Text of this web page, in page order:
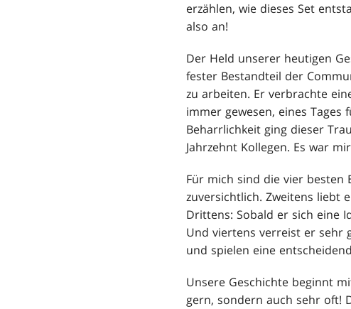
erzählen, wie dieses Set
also an!
Der Held unserer heutigen
fester Bestandteil der
zu arbeiten. Er verbrachte
immer gewesen, eines
Beharrlichkeit ging dieser
Jahrzehnt Kollegen. Es war
Für mich sind die vier besten
zuversichtlich. Zweitens liebt
Drittens: Sobald er sich eine
Und viertens verreist er sehr
und spielen eine
Unsere Geschichte beginnt
gern, sondern auch sehr oft!